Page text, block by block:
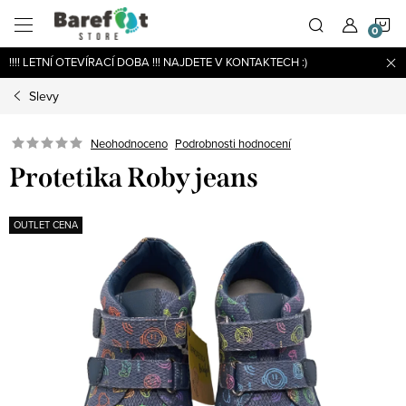
obsah
!!!! LETNÍ OTEVÍRACÍ DOBA !!! NAJDETE V KONTAKTECH :)
Slevy
Neohodnoceno Podrobnosti hodnocení
Protetika Roby jeans
OUTLET CENA